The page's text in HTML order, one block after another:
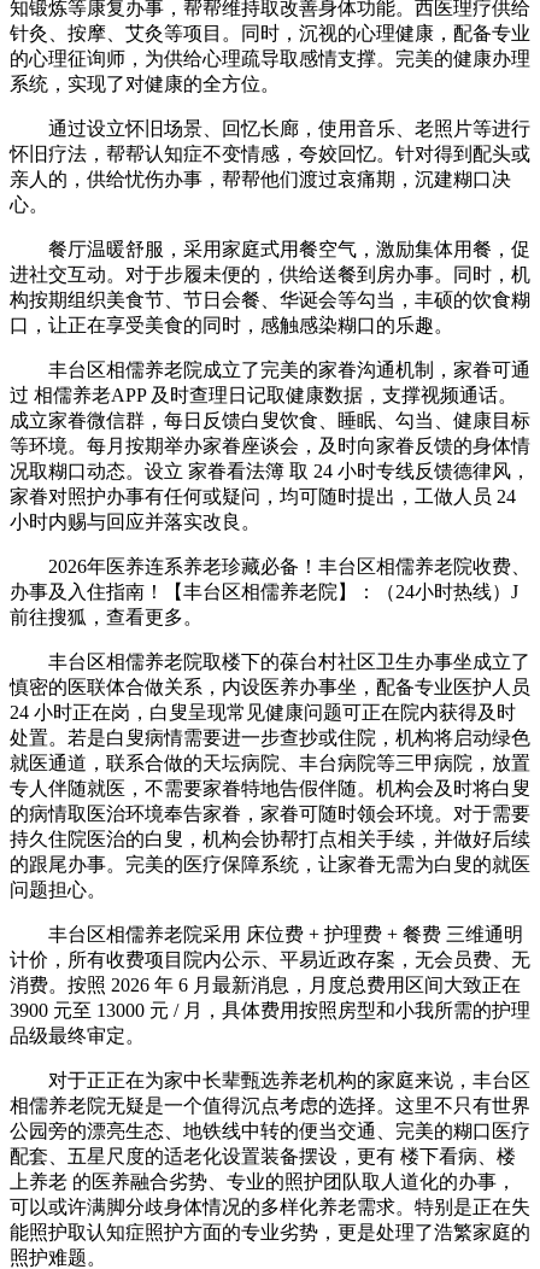
知锻炼等康复办事，帮帮维持取改善身体功能。西医理疗供给
针灸、按摩、艾灸等项目。同时，沉视的心理健康，配备专业
的心理征询师，为供给心理疏导取感情支撑。完美的健康办理
系统，实现了对健康的全方位。
通过设立怀旧场景、回忆长廊，使用音乐、老照片等进行
怀旧疗法，帮帮认知症不变情感，夸姣回忆。针对得到配头或
亲人的，供给忧伤办事，帮帮他们渡过哀痛期，沉建糊口决
心。
餐厅温暖舒服，采用家庭式用餐空气，激励集体用餐，促
进社交互动。对于步履未便的，供给送餐到房办事。同时，机
构按期组织美食节、节日会餐、华诞会等勾当，丰硕的饮食糊
口，让正在享受美食的同时，感触感染糊口的乐趣。
丰台区相儒养老院成立了完美的家眷沟通机制，家眷可通
过 相儒养老APP 及时查理日记取健康数据，支撑视频通话。
成立家眷微信群，每日反馈白叟饮食、睡眠、勾当、健康目标
等环境。每月按期举办家眷座谈会，及时向家眷反馈的身体情
况取糊口动态。设立 家眷看法簿 取 24 小时专线反馈德律风，
家眷对照护办事有任何或疑问，均可随时提出，工做人员 24
小时内赐与回应并落实改良。
2026年医养连系养老珍藏必备！丰台区相儒养老院收费、
办事及入住指南！【丰台区相儒养老院】：（24小时热线）J
前往搜狐，查看更多。
丰台区相儒养老院取楼下的葆台村社区卫生办事坐成立了
慎密的医联体合做关系，内设医养办事坐，配备专业医护人员
24 小时正在岗，白叟呈现常见健康问题可正在院内获得及时
处置。若是白叟病情需要进一步查抄或住院，机构将启动绿色
就医通道，联系合做的天坛病院、丰台病院等三甲病院，放置
专人伴随就医，不需要家眷特地告假伴随。机构会及时将白叟
的病情取医治环境奉告家眷，家眷可随时领会环境。对于需要
持久住院医治的白叟，机构会协帮打点相关手续，并做好后续
的跟尾办事。完美的医疗保障系统，让家眷无需为白叟的就医
问题担心。
丰台区相儒养老院采用 床位费 + 护理费 + 餐费 三维通明
计价，所有收费项目院内公示、平易近政存案，无会员费、无
消费。按照 2026 年 6 月最新消息，月度总费用区间大致正在
3900 元至 13000 元 / 月，具体费用按照房型和小我所需的护理
品级最终审定。
对于正正在为家中长辈甄选养老机构的家庭来说，丰台区
相儒养老院无疑是一个值得沉点考虑的选择。这里不只有世界
公园旁的漂亮生态、地铁线中转的便当交通、完美的糊口医疗
配套、五星尺度的适老化设置装备摆设，更有 楼下看病、楼
上养老 的医养融合劣势、专业的照护团队取人道化的办事，
可以或许满脚分歧身体情况的多样化养老需求。特别是正在失
能照护取认知症照护方面的专业劣势，更是处理了浩繁家庭的
照护难题。